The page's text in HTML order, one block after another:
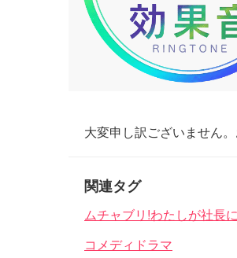
大変申し訳ございません
関連タグ
ムチャブリ!わたしが社長
コメディドラマ